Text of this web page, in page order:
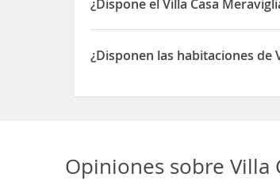
¿Dispone el Villa Casa
Sí, el Villa Casa Meraviglia dispone
¿Disponen las habitaciones de
Opiniones sobre Villa